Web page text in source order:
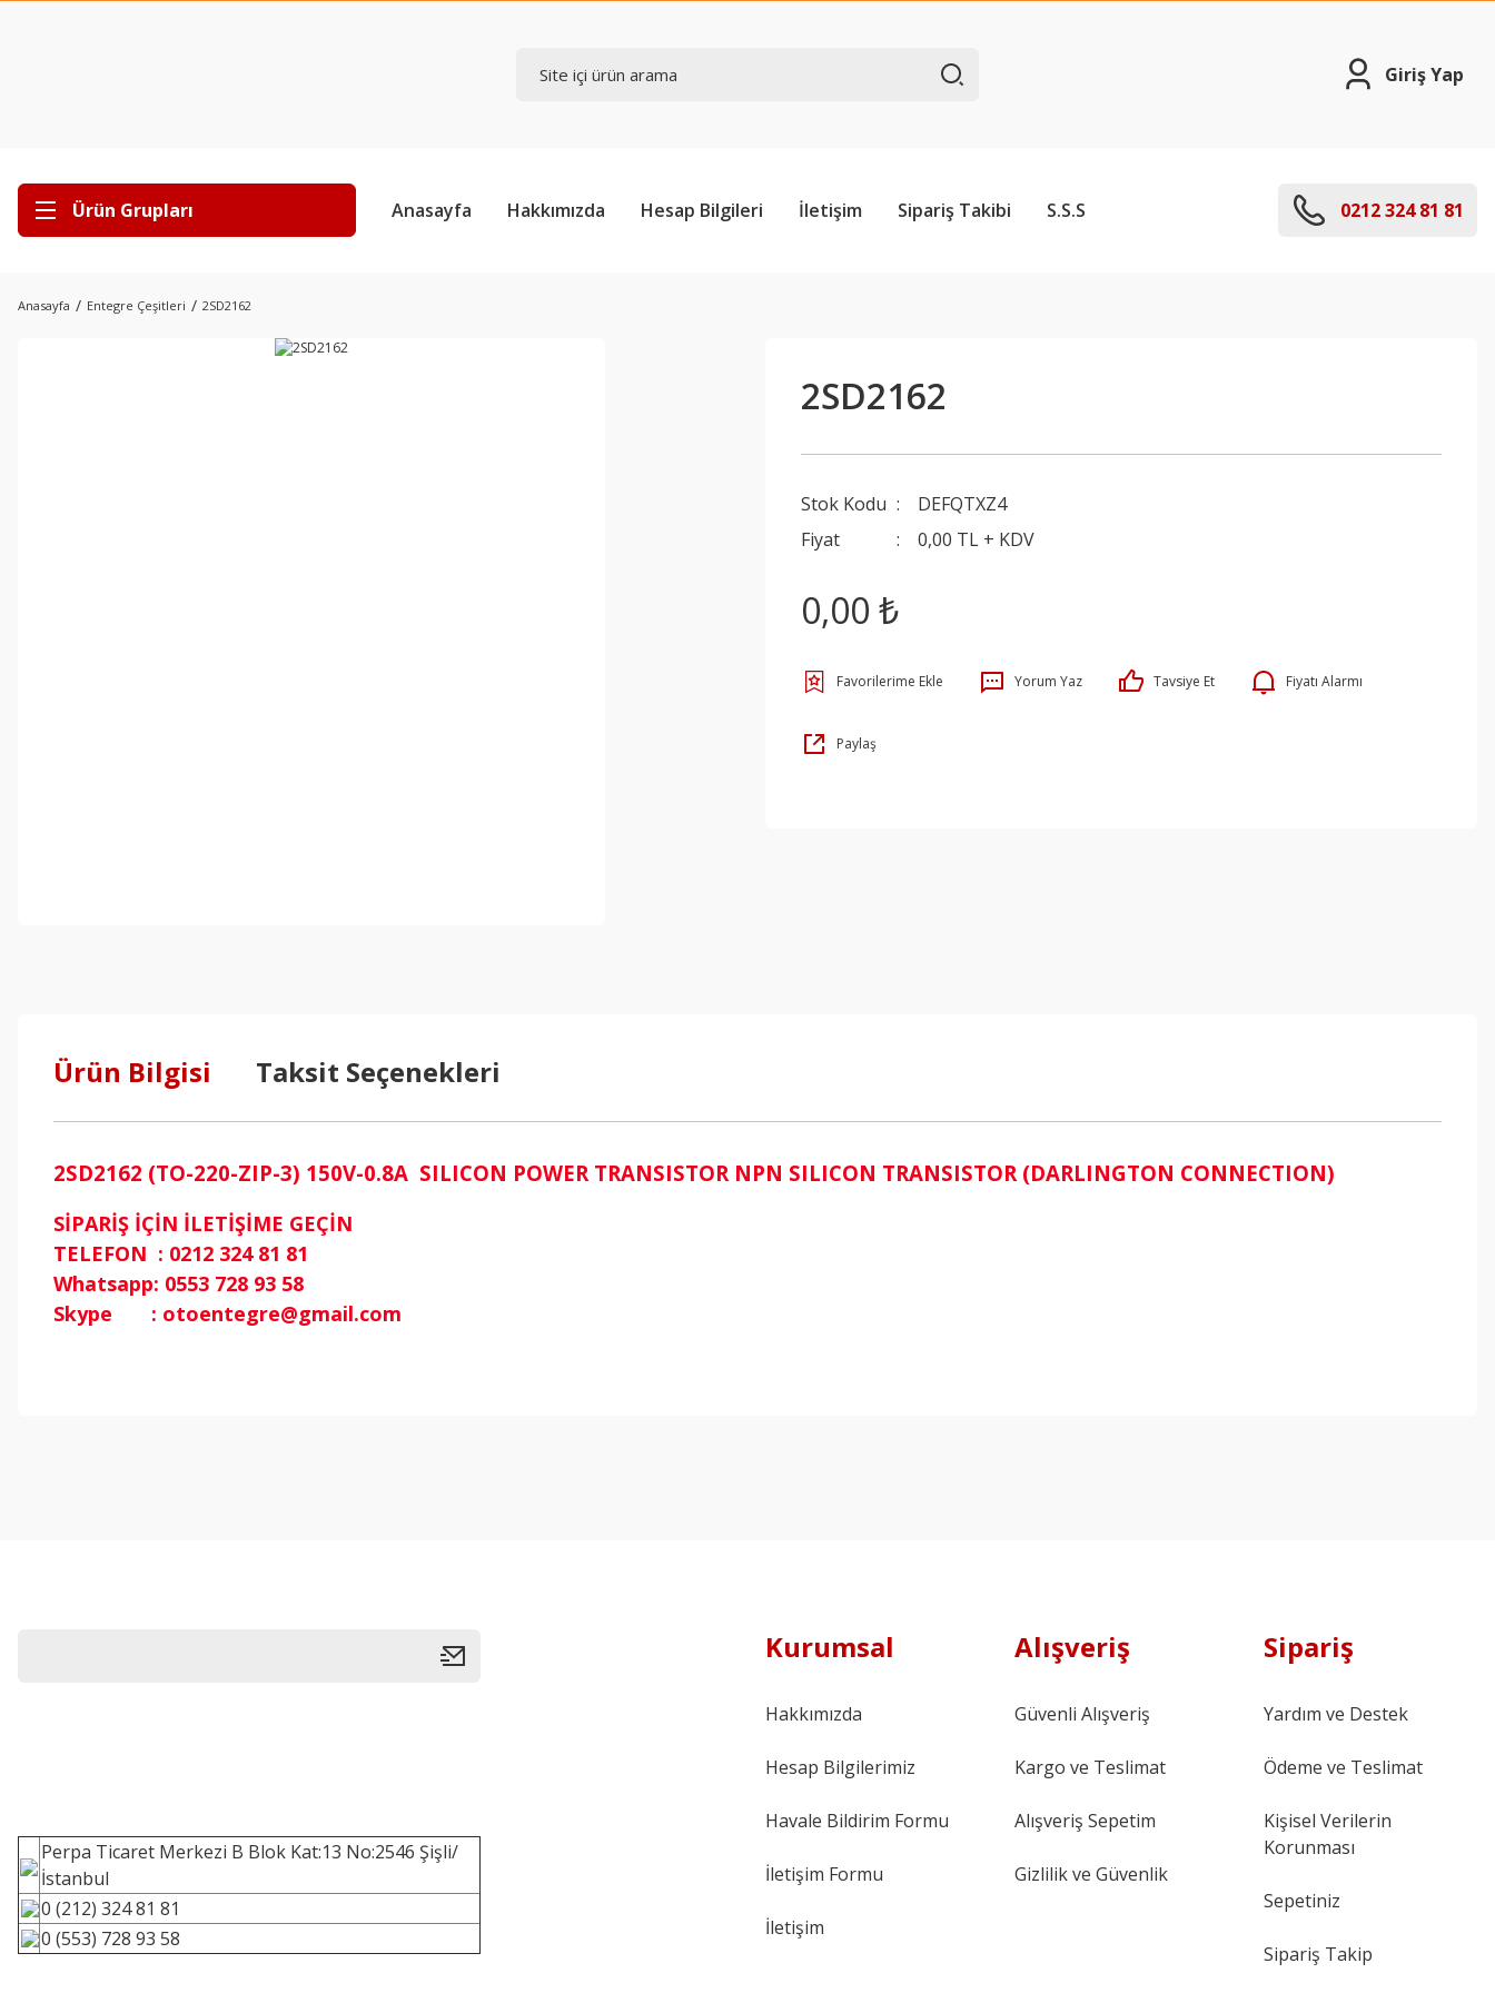
Giriş Yap
Ürün Grupları Anasayfa Hakkımızda Hesap Bilgileri İletişim Sipariş Takibi S.S.S 0212 324 81 81
Anasayfa Entegre Çeşitleri 2SD2162
2SD2162
Stok Kodu
DEFQTXZ4
Fiyat
0,00 TL + KDV
0,00 ₺
Yorum Yaz Tavsiye Et Fiyatı Alarmı
Paylaş
Ürün Bilgisi Taksit Seçenekleri
2SD2162 (TO-220-ZIP-3) 150V-0.8A SILICON POWER TRANSISTOR NPN SILICON TRANSISTOR (DARLINGTON CONNECTION)
SİPARİŞ İÇİN İLETİŞİME GEÇİN
TELEFON : 0212 324 81 81
Whatsapp: 0553 728 93 58
Skype : otoentegre@gmail.com
Perpa Ticaret Merkezi B Blok Kat:13 No:2546 Şişli/
İstanbul
0 (212) 324 81 81
0 (553) 728 93 58
Kurumsal
Hakkımızda
Hesap Bilgilerimiz
Havale Bildirim Formu
İletişim Formu
İletişim
Alışveriş
Güvenli Alışveriş
Kargo ve Teslimat
Alışveriş Sepetim
Gizlilik ve Güvenlik
Sipariş
Yardım ve Destek
Ödeme ve Teslimat
Kişisel Verilerin
Korunması
Sepetiniz
Sipariş Takip